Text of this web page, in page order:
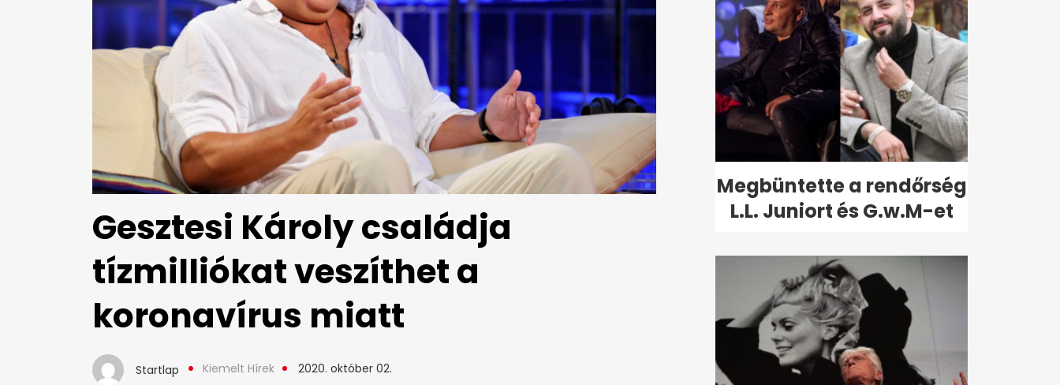
Gesztesi Károly családja
tízmilliókat veszíthet a
koronavírus miatt
Startlap Kiemelt Hírek 2020. október 02.
Megbüntette a rendőrség
L.L. Juniort és G.w.M-et